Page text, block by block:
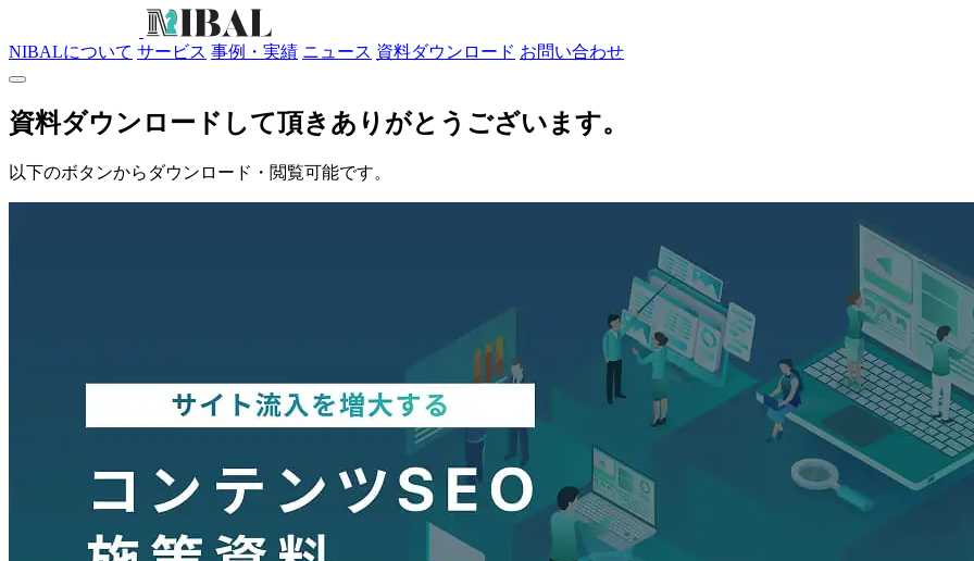
NIBALについて サービス 事例・実績 ニュース 資料ダウンロード お問い合わせ
資料ダウンロードして頂きありがとうございます。
以下のボタンからダウンロード・閲覧可能です。